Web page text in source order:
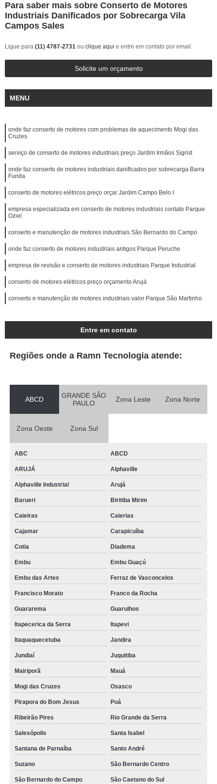
Para saber mais sobre Conserto de Motores
Industriais Danificados por Sobrecarga Vila
Campos Sales
Ligue para (11) 4787-2731 ou clique aqui e entre em contato por email.
Solicite um orçamento
MENU
onde faz conserto de motores com problemas de aquecimento Mogi das
Cruzes
serviço de conserto de motores industriais preço Jardim Irmãos Sigrist
onde faz conserto de motores industriais danificados por sobrecarga Barra
Funda
conserto de motores elétricos preço orçar Jardim Campo Belo I
empresa especializada em conserto de motores industriais contato Parque
Oziel
conserto e manutenção de motores industriais São Bernardo do Campo
onde faz conserto de motores industriais antigos Parque Peruche
empresa de revisão e conserto de motores industriais Parque Industrial
conserto de motores elétricos preço orçamento Arujá
conserto e manutenção de motores industriais valor Parque São Martinho
Entre em contato
Regiões onde a Ramn Tecnologia atende:
ABCD
GRANDE SÃO
PAULO
Zona Leste Zona Norte
Zona Oeste Zona Sul
ABC ABCD
ARUJÁ Alphaville
Alphaville Industrial Arujá
Barueri Biritiba Mirim
Caieiras Caierias
Cajamar Carapicuíba
Cotia Diadema
Embu Embu Guaçú
Embu das Artes Ferraz de Vasconcelos
Francisco Morato Franco da Rocha
Guararema Guarulhos
Itapecerica da Serra Itapevi
Itaquaquecetuba Jandira
Jundiaí Juquitiba
Mairiporã Mauá
Mogi das Cruzes Osasco
Pirapora do Bom Jesus Poá
Ribeirão Pires Rio Grande da Serra
Salesópolis Santa Isabel
Santana de Parnaíba Santo André
Suzano São Bernardo Centro
São Bernardo do Campo São Caetano do Sul